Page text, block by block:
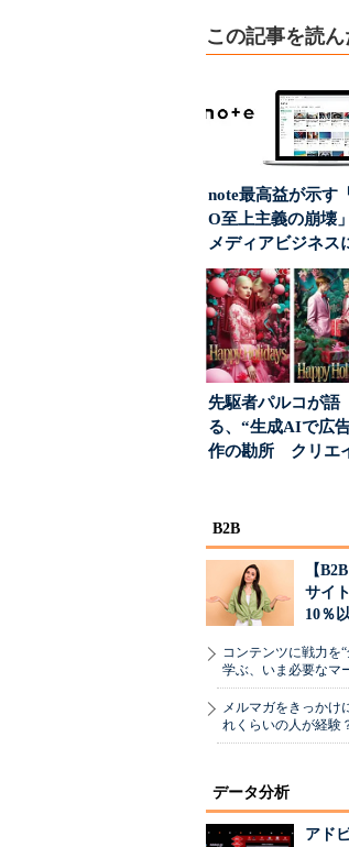
この記事を読
note最高益が示す
O至上主義の崩壊
メディアビジネス
された“勝ち筋...
先駆者パルコが語
る、“生成AIで広
作の勘所 クリエ
B2B
【
サイ
10％
コンテンツに戦力を
学ぶ、いま必要なマ
メルマガをきっかけ
れくらいの人が経験
データ分析
アド